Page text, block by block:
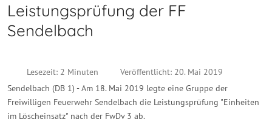
Leistungsprüfung der FF
Sendelbach
Lesezeit: 2 Minuten Veröffentlicht: 20. Mai 2019
Sendelbach (DB 1) - Am 18. Mai 2019 legte eine Gruppe der
Freiwilligen Feuerwehr Sendelbach die Leistungsprüfung "Einheiten
im Löscheinsatz" nach der FwDv 3 ab.